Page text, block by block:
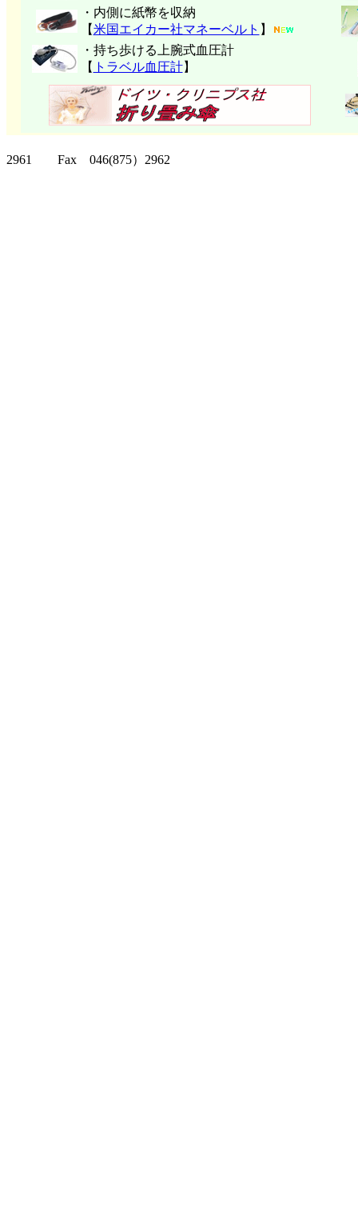
・内側に紙幣を収納
【米国エイカー社マネーベルト 】
・持ち歩ける上腕式血圧計
【 トラベル血圧計】
2961 Fax 046(875）2962